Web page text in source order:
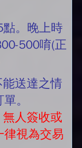
。晚上時
500唷(正
送達之情
。
人簽收或
律視為交易